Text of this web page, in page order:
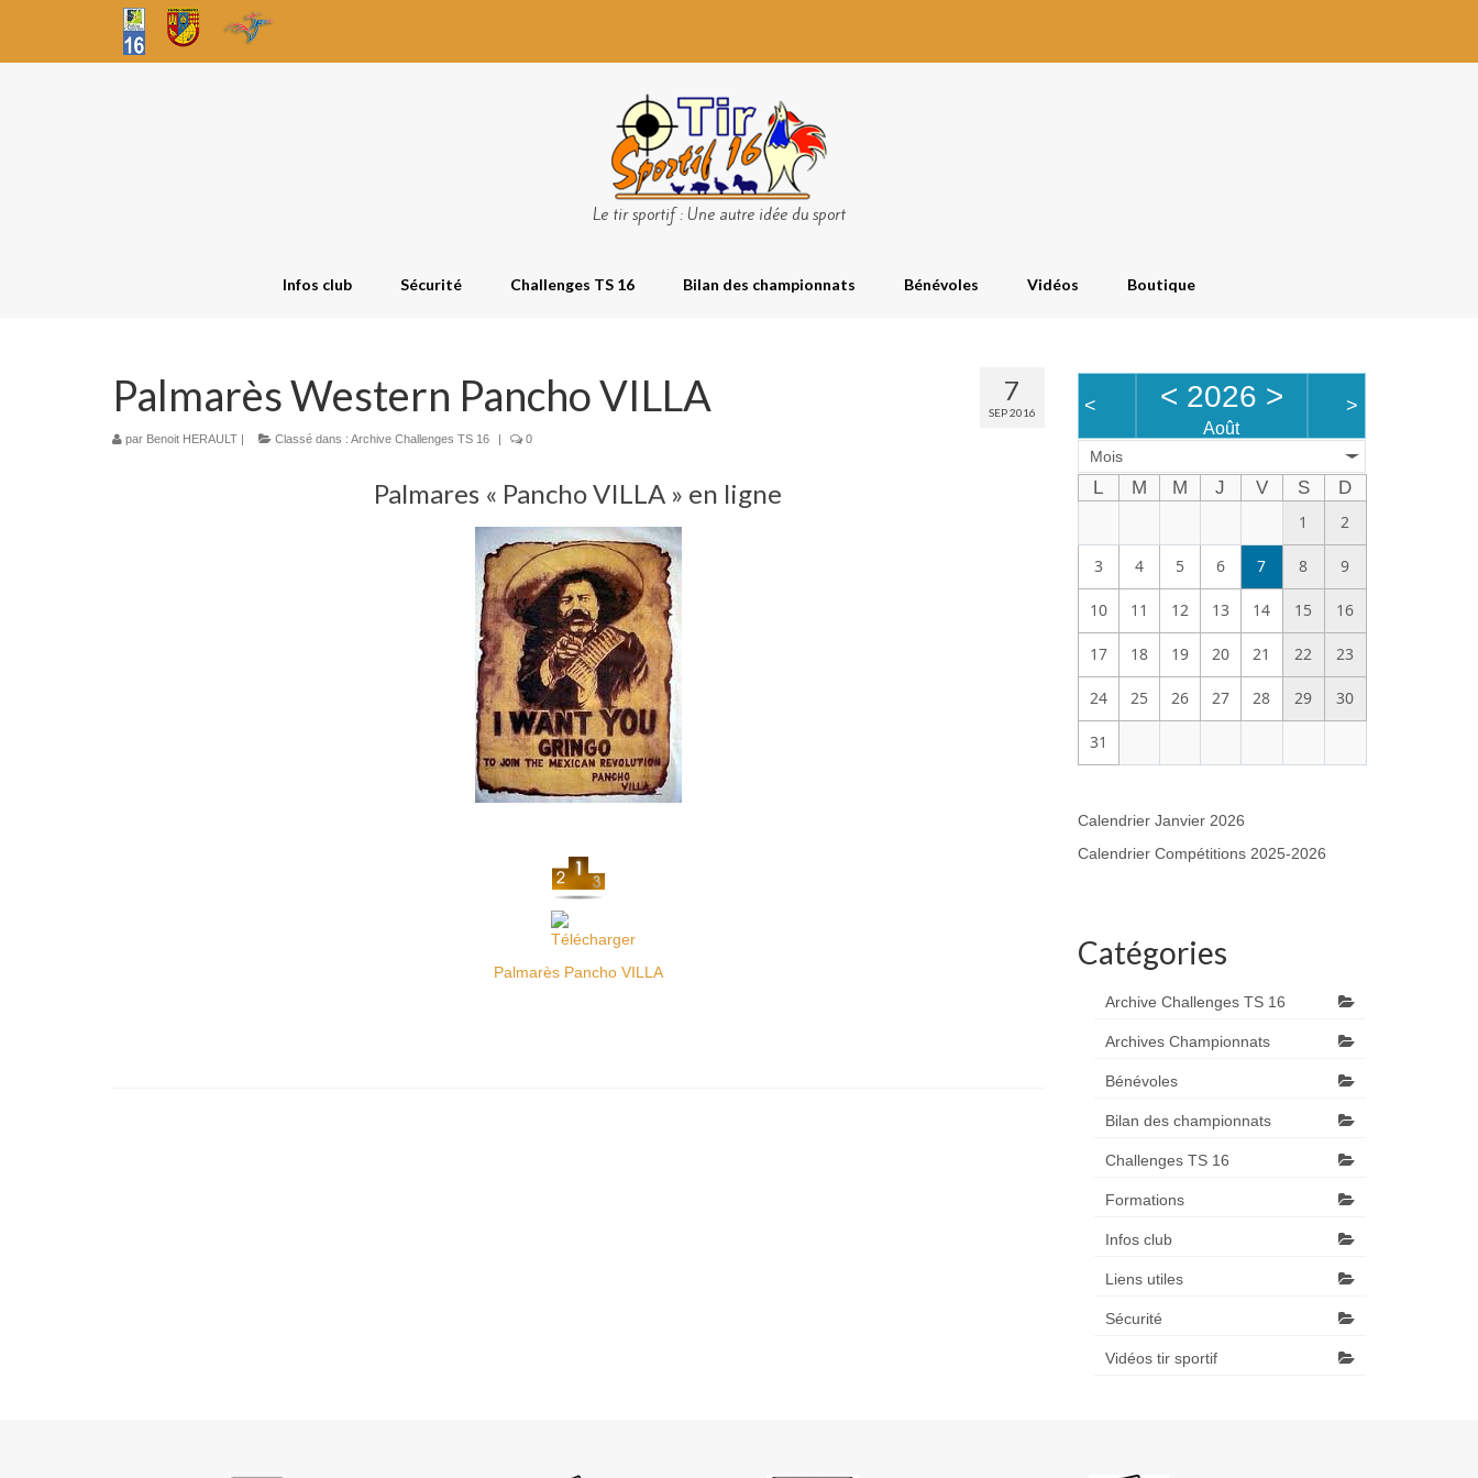
Le tir sportif : Une autre idée du sport
Infos club Sécurité Challenges TS 16 Bilan des championnats Bénévoles Vidéos Boutique
7
SEP 2016
Palmarès Western Pancho VILLA
par Benoit HERAULT | Classé dans : Archive Challenges TS 16 | 0
Palmares « Pancho VILLA » en ligne
Palmarès Pancho VILLA
< < 2026 >
Août
>
Mois
L M M J V S
D
1
2
3 4 5 6 7 8 9
10 11 12 13 14 15 16
17 18 19 20 21 22 23
24 25 26 27 28 29 30
31
Calendrier Janvier 2026
Calendrier Compétitions 2025-2026
Catégories
Archive Challenges TS 16
Archives Championnats
Bénévoles
Bilan des championnats
Challenges TS 16
Formations
Infos club
Liens utiles
Sécurité
Vidéos tir sportif